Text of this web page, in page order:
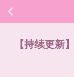
【持续更新